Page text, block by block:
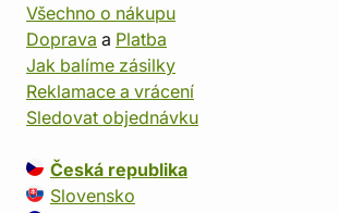
Všechno o nákupu
Doprava a Platba
Jak balíme zásilky
Reklamace a vrácení
Sledovat objednávku
Česká republika
Slovensko